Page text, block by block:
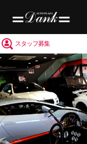
スタッフ募集